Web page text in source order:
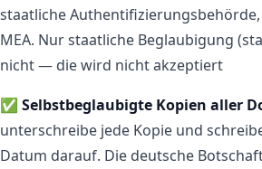
staatliche
MEA. Nur staatliche Beglaubigung
nicht — die wird nicht akzeptiert
✅ Selbstbeglaubigte Kopien aller
unterschreibe jede Kopie und
Datum darauf. Die deutsche